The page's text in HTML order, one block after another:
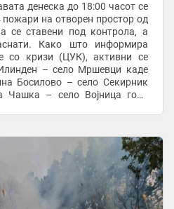
денеска до 18:00 часот се
на отворен простор од
се ставени под контрола, а
Како што информира
со кризи (ЦУК), активни се
– село Мршевци каде
Босилово – село Секирник
Чашка – село Војница гори